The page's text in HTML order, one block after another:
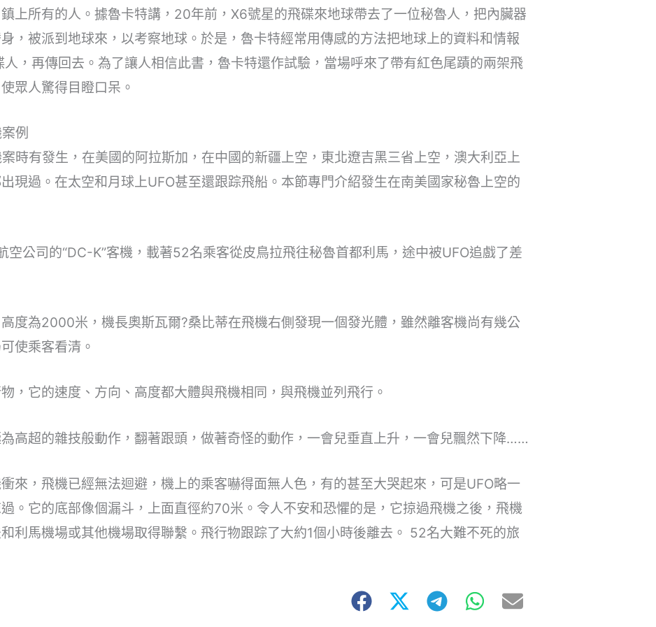
上所有的人。據魯卡特講，20年前，X6號星的飛碟來地球帶去了一位秘魯人，把內臟器
，被派到地球來，以考察地球。於是，魯卡特經常用傳感的方法把地球上的資料和情報
，再傳回去。為了讓人相信此書，魯卡特還作試驗，當場呼來了帶有紅色尾蹟的兩架飛
眾人驚得目瞪口呆。
例
時有發生，在美國的阿拉斯加，在中國的新疆上空，東北遼吉黑三省上空，澳大利亞上
現過。在太空和月球上UFO甚至還跟踪飛船。本節專門介紹發生在南美國家秘魯上空的
公司的“DC-K”客機，載著52名乘客從皮鳥拉飛往秘魯首都利馬，途中被UFO追戲了差
度為2000米，機長奧斯瓦爾?桑比蒂在飛機右側發現一個發光體，雖然離客機尚有幾公
使乘客看清。
，它的速度、方向、高度都大體與飛機相同，與飛機並列飛行。
高超的雜技般動作，翻著跟頭，做著奇怪的動作，一會兒垂直上升，一會兒飄然下降……
來，飛機已經無法迴避，機上的乘客嚇得面無人色，有的甚至大哭起來，可是UFO略一
。它的底部像個漏斗，上面直徑約70米。令人不安和恐懼的是，它掠過飛機之後，飛機
利馬機場或其他機場取得聯繫。飛行物跟踪了大約1個小時後離去。 52名大難不死的旅